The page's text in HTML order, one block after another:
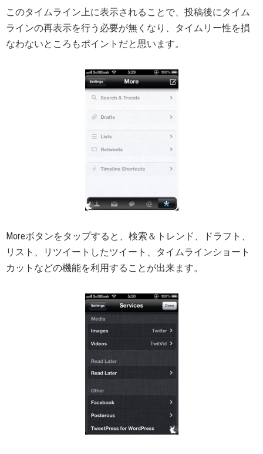
このタイムライン上に表示されることで、投稿後にタイム
ラインの再表示を行う必要が無くなり、タイムリー性を損
なわないところもポイントだと思います。
Moreボタンをタップすると、検索＆トレンド、ドラフト、
リスト、リツイートしたツイート、タイムラインショート
カットなどの機能を利用することが出来ます。